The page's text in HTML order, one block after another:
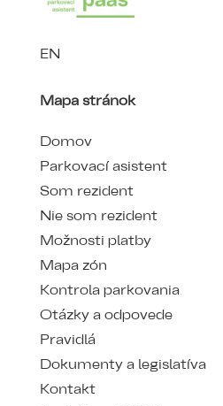
EN
Mapa stránok
Domov
Parkovací asistent
Som rezident
Nie som rezident
Možnosti platby
Mapa zón
Kontrola parkovania
Otázky a odpovede
Pravidlá
Dokumenty a legislatíva
Kontakt